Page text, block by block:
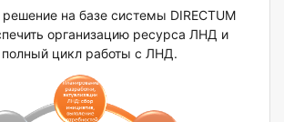
решение на базе системы DIRECTUM
организацию ресурса ЛНД и
цикл работы с ЛНД.